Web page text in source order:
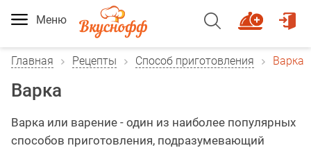
Меню
Главная Рецепты Способ приготовления Варка
Варка
Варка или варение - один из наиболее популярных
способов приготовления, подразумевающий